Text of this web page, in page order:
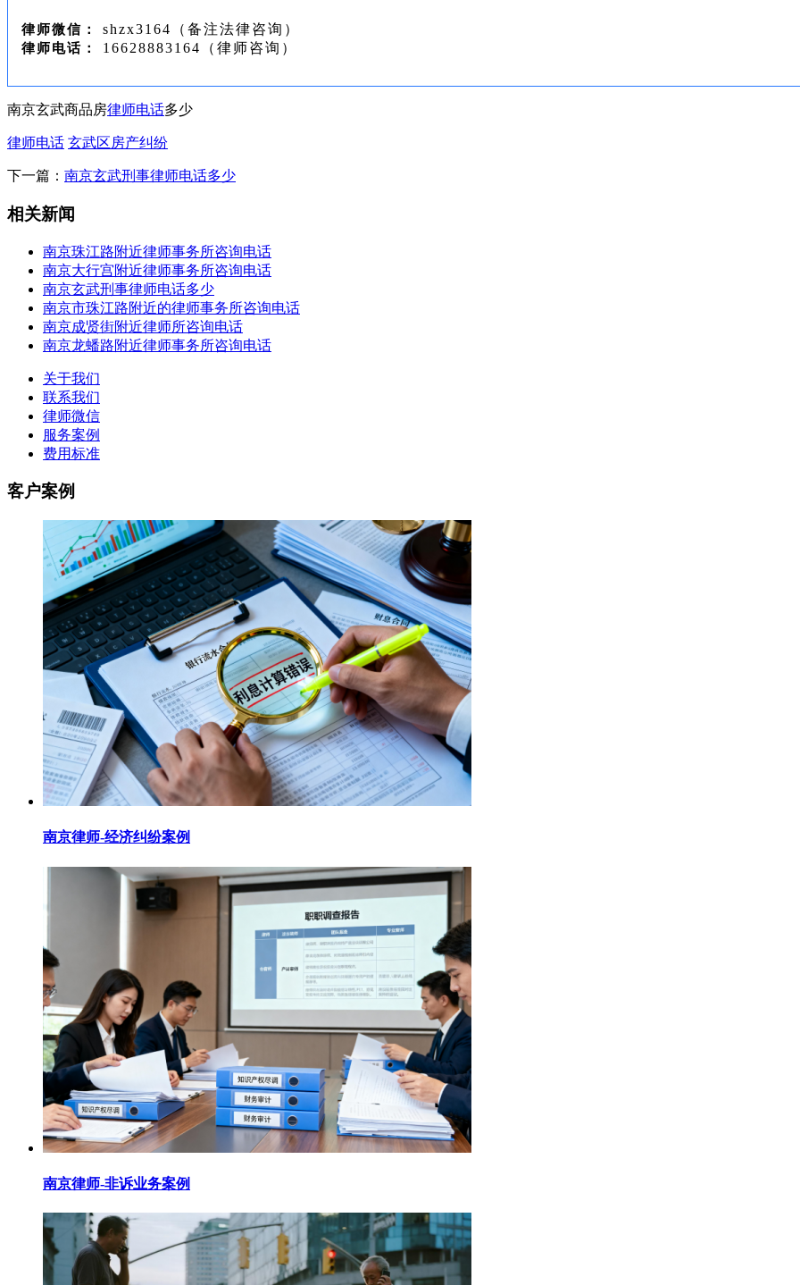
律师微信： shzx3164（备注法律咨询）
律师电话： 16628883164（律师咨询）
南京玄武商品房律师电话多少
律师电话 玄武区房产纠纷
下一篇： 南京玄武刑事律师电话多少
相关新闻
南京珠江路附近律师事务所咨询电话
南京大行宫附近律师事务所咨询电话
南京玄武刑事律师电话多少
南京市珠江路附近的律师事务所咨询电话
南京成贤街附近律师所咨询电话
南京龙蟠路附近律师事务所咨询电话
关于我们
联系我们
律师微信
服务案例
费用标准
客户案例
南京律师-经济纠纷案例
南京律师-非诉业务案例